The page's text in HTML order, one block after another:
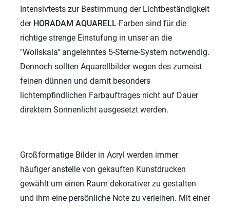
Intensivtests zur Bestimmung der Lichtbeständigkeit
der HORADAM AQUARELL-Farben sind für die
richtige strenge Einstufung in unser an die
"Wollskala" angelehntes 5-Sterne-System notwendig.
Dennoch sollten Aquarellbilder wegen des zumeist
feinen dünnen und damit besonders
lichtempfindlichen Farbauftrages nicht auf Dauer
direktem Sonnenlicht ausgesetzt werden.
Großformatige Bilder in Acryl werden immer
häufiger anstelle von gekauften Kunstdrucken
gewählt um einen Raum dekorativer zu gestalten
und ihm eine persönliche Note zu verleihen. Mit einer